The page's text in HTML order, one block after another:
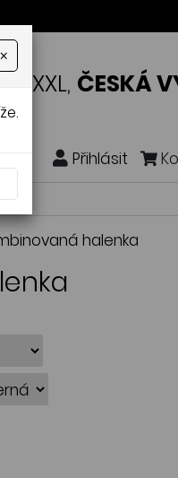
XXL, ČESKÁ
Přihlásit
halenka
×